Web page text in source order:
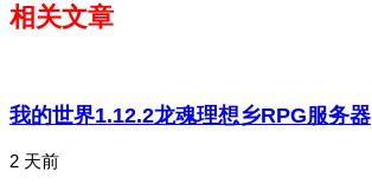
相关文章
我的世界1.12.2龙魂理想乡RPG服务器
2 天前